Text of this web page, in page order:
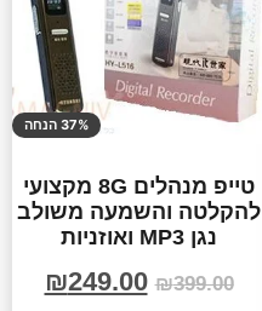
37% הנחה
טייפ מנהלים 8G מקצועי
להקלטה והשמעה משולב
נגן MP3 ואוזניות
₪399.00
₪249.00